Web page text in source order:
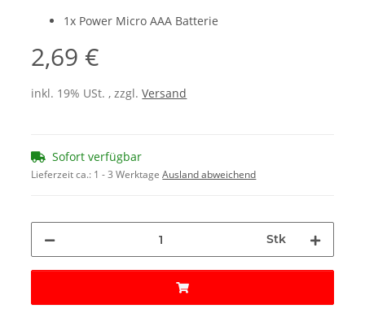
1x Power Micro AAA Batterie
2,69 €
inkl. 19% USt. , zzgl.Versand
Sofort verfügbar
Lieferzeit ca.: 1 - 3 WerktageAusland abweichend
Stk